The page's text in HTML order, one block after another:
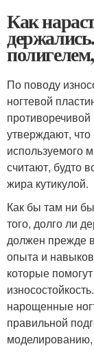
Как
По поводу
ногтевой
утверждают,
используемого
считают, будто
жира кутикулой.
Как бы там ни
того, долго ли
должен прежде
опыта и
которые
нарощенные
правильной
моделированию,